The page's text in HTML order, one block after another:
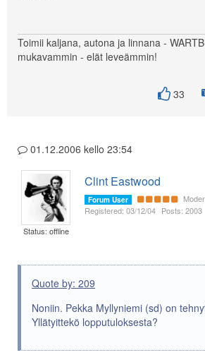
Toimii kaljana, autona ja linnana -
mukavammin - elät leveämmin!
33
01.12.2006 kello 23:54
Status: offline
Clint Eastwood
Forum User
Registered: 03/12/04 Posts: 2003
Quote by: 209
Noniin. Pekka Myllyniemi (sd) on
Yllätyittekö lopputuloksesta?